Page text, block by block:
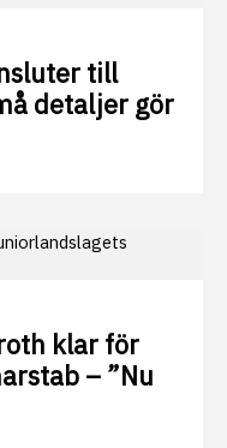
till
detaljer gör
klar för
– ”Nu